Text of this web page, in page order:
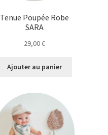
Tenue Poupée Robe
SARA
29,00€
Ajouter au panier